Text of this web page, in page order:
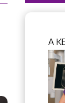
A